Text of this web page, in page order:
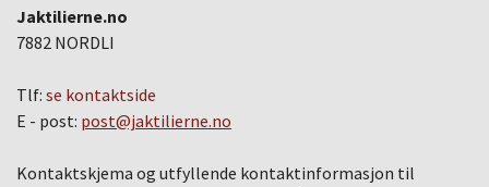
Jaktilierne.no
7882 NORDLI
Tlf: se kontaktside
E - post: post@jaktilierne.no
Kontaktskjema og utfyllende kontaktinformasjon til